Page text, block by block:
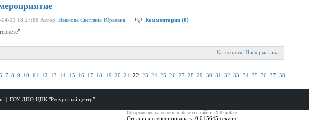
04-11 18:27:18 Автор: Иванова Светлана Юрьевна Комментарии (0)
Категория: Информатика
7 8 9 10 11 12 13 14 15 16 17 18 19 20 21 22 23 24 25 26 27 28 29 30 31 32 33 34 35 36 37 38
| ГОУ ДПО ЦПК "Ресурсный центр"
Оформление на основе шаблона с сайта: XTemplate
Страница сгенерирована за 0.015645 секунд